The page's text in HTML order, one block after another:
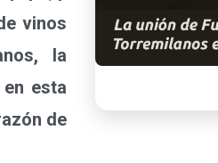
vinos
la
esta
de